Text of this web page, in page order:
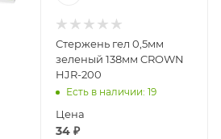
Стержень гел 0,5мм
зеленый 138мм CROWN
HJR-200
Есть в наличии: 19
Цена
34₽